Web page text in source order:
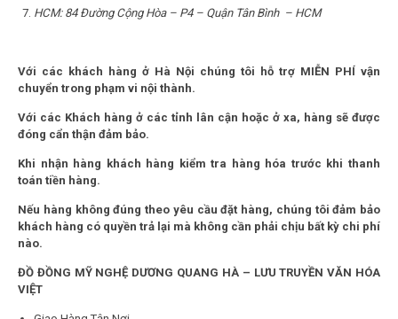
HCM: 84 Đường Cộng Hòa – P4 – Quận Tân Bình – HCM
Với các khách hàng ở Hà Nội chúng tôi hỗ trợ MIỄN PHÍ vận
chuyển trong phạm vi nội thành.
Với các Khách hàng ở các tỉnh lân cận hoặc ở xa, hàng sẽ được
đóng cẩn thận đảm bảo.
Khi nhận hàng khách hàng kiểm tra hàng hóa trước khi thanh
toán tiền hàng.
Nếu hàng không đúng theo yêu cầu đặt hàng, chúng tôi đảm bảo
khách hàng có quyền trả lại mà không cần phải chịu bất kỳ chi phí
nào.
ĐỒ ĐỒNG MỸ NGHỆ DƯƠNG QUANG HÀ – LƯU TRUYỀN VĂN HÓA
VIỆT